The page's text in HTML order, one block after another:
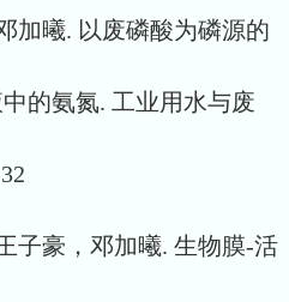
加曦. 以废磷酸为磷源的
的氨氮. 工业用水与废
子豪，邓加曦. 生物膜-活